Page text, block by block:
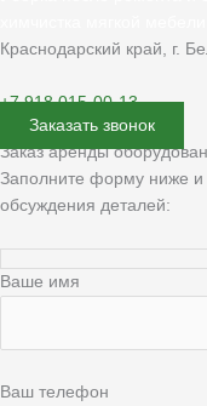
Краснодарский край, г.
+7 918 015-00-13
Заказать звонок
Заказ аренды
Заполните форму ниже
обсуждения деталей:
Ваше имя
Ваш телефон